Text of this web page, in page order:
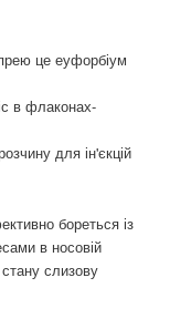
це еуфорбіум
в флаконах-
для ін'єкцій
бореться із
в носовій
слизову